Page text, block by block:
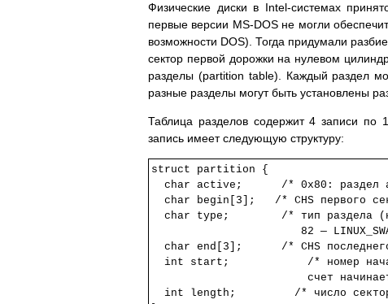
Физические диски в Intel-системах
первые версии MS-DOS не могли
возможности DOS). Тогда придумали
сектор первой дорожки на нулевом
разделы (partition table). Каждый раздел
разные разделы могут быть установлены
Таблица разделов содержит 4 записи
запись имеет следующую структуру:
struct partition {
char active;      /* 0x80: раздел
char begin[3];   /* CHS первого
char type;        /* тип раздела
82 —
char end[3];      /* CHS
int start;            /* номер
int length;         /* число